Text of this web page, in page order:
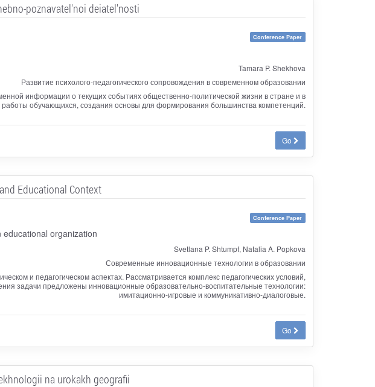
poznavatel'noi deiatel'nosti
Conference Paper
Tamara P. Shekhova
Развитие психолого-педагогического сопровождения в современном образовании
информации о текущих событиях общественно-политической жизни в стране и в
обучающихся, создания основы для формирования большинства компетенций.
Go
Educational Context
Conference Paper
organization
Svetlana P. Shtumpf, Natalia A. Popkova
Современные инновационные технологии в образовании
и педагогическом аспектах. Рассматривается комплекс педагогических условий,
задачи предложены инновационные образовательно-воспитательные технологии:
имитационно-игровые и коммуникативно-диалоговые.
Go
na urokakh geografii